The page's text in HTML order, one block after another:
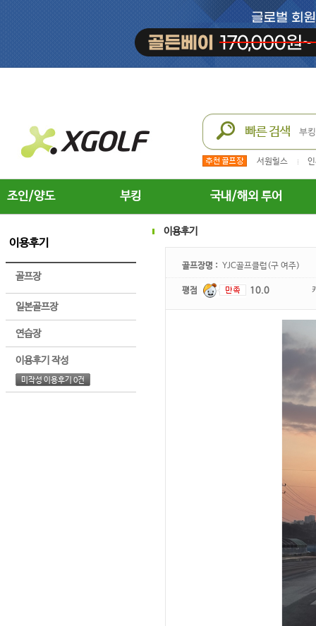
서원힐스
조인/양도 부킹 국내/해외 투어
이용후기
골프장
일본골프장
연습장
이용후기 작성
미작성 이용후기 0건
이용후기
골프장명 : YJC골프클럽(구 여주)
평점 10.0